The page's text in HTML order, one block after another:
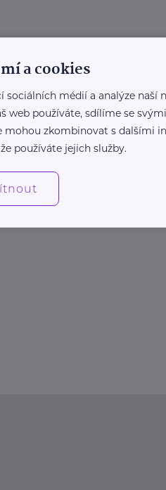
a cookies
médií a analýze naší
web používáte, sdílíme se
mohou zkombinovat s dalšími
používáte jejich služby.